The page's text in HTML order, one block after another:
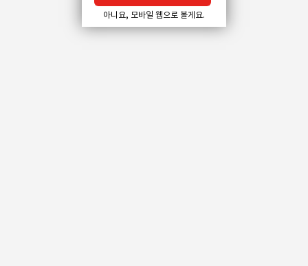
아니요, 모바일 웹으로 볼게요.